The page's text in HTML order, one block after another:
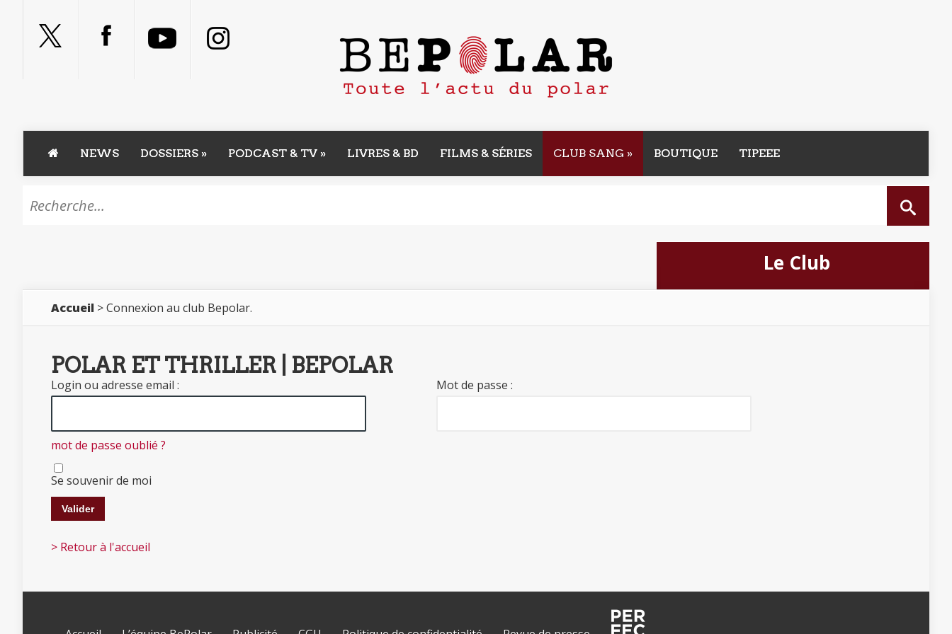
NEWS DOSSIERS » PODCAST & TV » LIVRES & BD FILMS & SÉRIES CLUB SANG » BOUTIQUE TIPEEE
Le Club
Accueil > Connexion au club Bepolar.
POLAR ET THRILLER | BEPOLAR
Login ou adresse email : Mot de passe :
mot de passe oublié ?
Se souvenir de moi
> Retour à l'accueil